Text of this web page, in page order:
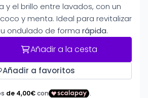
y el brillo entre lavados, con un
y menta. Ideal para revitalizar
ondulado de forma rápida.
Añadir a la cesta
Añadir a favoritos